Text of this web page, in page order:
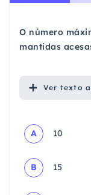
O número
mantidas
Ver texto
A 10
B 15